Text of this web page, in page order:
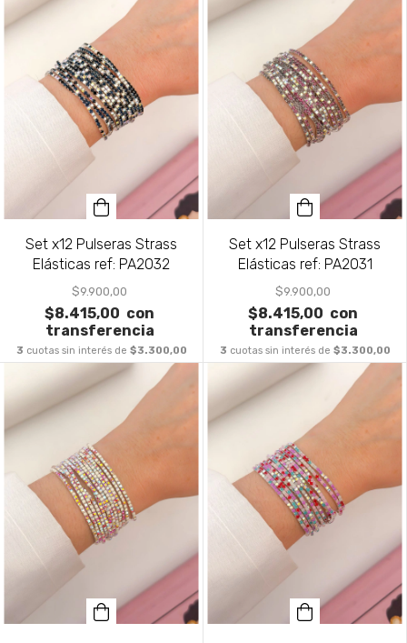
Set x12 Pulseras Strass
Elásticas ref: PA2032
$9.900,00
$8.415,00 con
transferencia
3 cuotas sin interés de $3.300,00
Set x12 Pulseras Strass
Elásticas ref: PA2031
$9.900,00
$8.415,00 con
transferencia
3 cuotas sin interés de $3.300,00